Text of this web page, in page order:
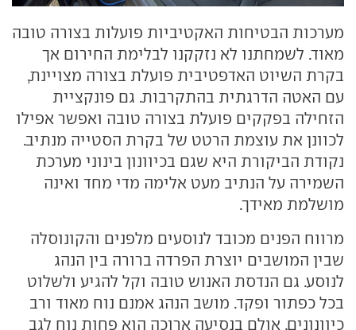
מערכות הבטיחות האקטיביות פועלות בצורה טובה
מאוד. לשמחתנו לא נזקקנו לבלימת החירום אך
בקרת השיוט האדפטיבית פועלת בצורה מצויינת,
עם האטה הדרגתית בהתקרבות. גם פונקציית
הזחילה בפקקים פועלת בצורה טובה ואפשר אפילו
לכוונן את עוצמת הרטט של בקרת הסטייה מנתיב.
נקודת הביקורת היא שגם בכיוונון בינוני מערכת
השמירה על הנתיב מעט אלימה מדי מחד ואינה
מושלמת מאידך.
מרווח הפנים מכובד לנוסעים מלפנים והקונוסלה
שבין המושבים יוצרת הפרדה ברורה בין הנהג
לנוסע. גם הנדסת האנוש טובה וקל להגיע ולשלוט
בכל כפתור ופקד. מושב הנהג אמנם נוח מאוד ורב
כיוונונים, אולם בנסיעה ארוכה הוא פחות נוח לגב